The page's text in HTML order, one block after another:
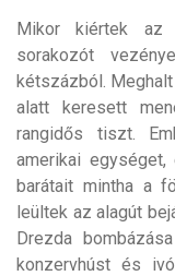
Mikor kiértek az
sorakozót
kétszázból.
alatt keresett
rangidős tiszt.
amerikai
barátait mintha a
leültek az alagút
Drezda
konzervhúst és